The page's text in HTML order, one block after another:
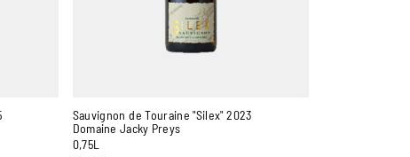
Sauvignon de Touraine "Silex" 2023
Domaine Jacky Preys
0,75L